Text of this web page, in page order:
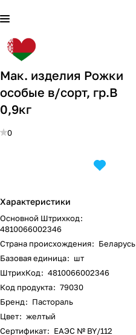
Мак. изделия Рожки
особые в/сорт, гр.В
0,9кг
0
Характеристики
Основной Штрихкод:
4810066002346
Страна происхождения: Беларусь
Базовая единица: шт
ШтрихКод: 4810066002346
Код продукта: 79030
Бренд: Пастораль
Цвет: желтый
Сертификат: ЕАЭС № BY/112